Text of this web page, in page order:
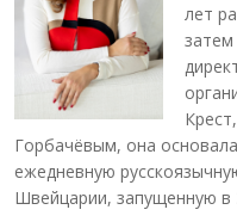
лет
Горбачёвым, она
ежедневную
Швейцарии, запущенную в